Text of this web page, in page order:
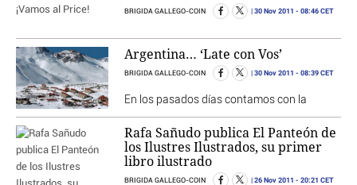
BRIGIDA GALLEGO-COIN 30 Nov 2011 - 08:46 CET
Argentina… ‘Late con Vos’
BRIGIDA GALLEGO-COIN 30 Nov 2011 - 08:39 CET
En los pasados días contamos con la
Rafa Sañudo publica El Panteón de
los Ilustres Ilustrados, su primer
libro ilustrado
BRIGIDA GALLEGO-COIN 26 Nov 2011 - 20:21 CET